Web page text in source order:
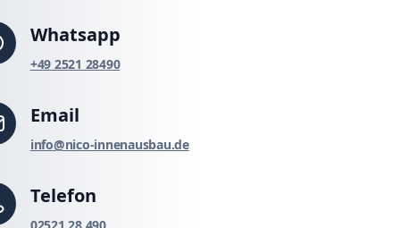
Whatsapp
‪+49 2521 28490‬
Email
info@nico-innenausbau.de
Telefon